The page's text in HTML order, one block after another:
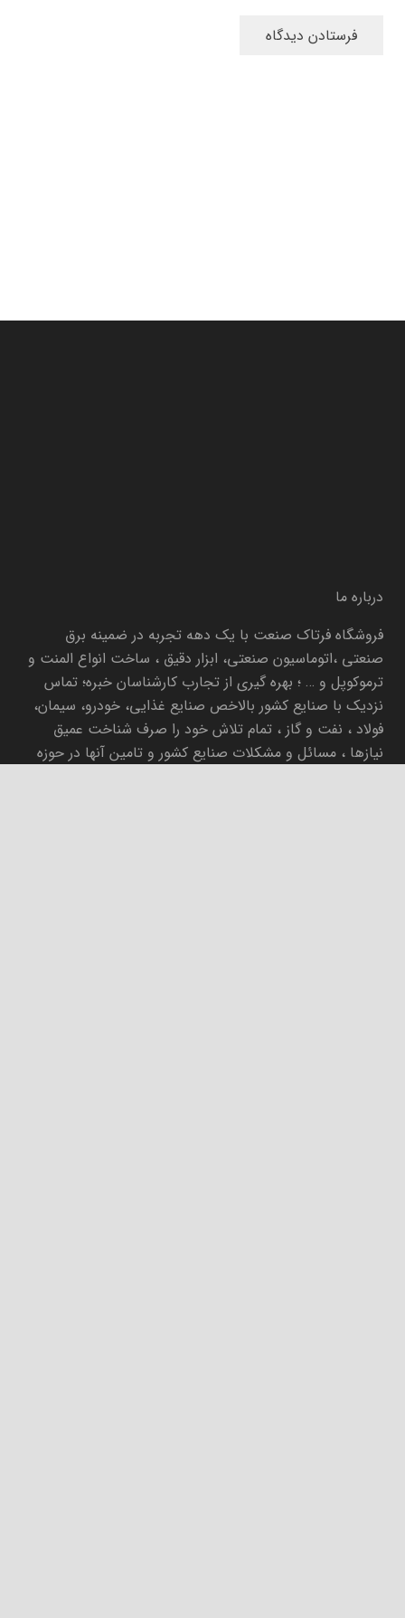
فرستادن دیدگاه
درباره ما
فروشگاه فرتاک صنعت با یک دهه تجربه در ضمینه برق
صنعتی ،اتوماسیون صنعتی، ابزار دقیق ، ساخت انواع المنت و
ترموکوپل و … ؛ بهره گیری از تجارب کارشناسان خبره؛ تماس
نزدیک با صنایع کشور بالاخص صنایع غذایی، خودرو، سیمان،
فولاد ، نفت و گاز ، تمام تلاش خود را صرف شناخت عمیق
نیازها ، مسائل و مشکلات صنایع کشور و تامین آنها در حوزه